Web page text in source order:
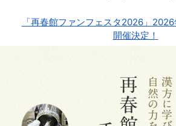
「再春館ファンフェスタ2026」2026
開催決定！